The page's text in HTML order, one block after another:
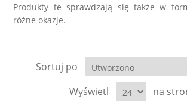
RODOCHROZYT
TURMALIN
Produkty te sprawdzają się także w
różne okazje.
Sortuj po
Wyświetl
na